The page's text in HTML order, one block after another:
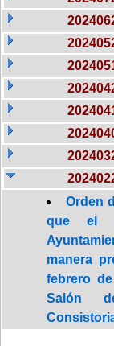
Orden
que el
manera
febrero
Salón